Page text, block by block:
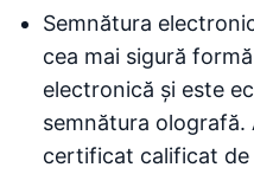
Semnătura
cea mai sigură
electronică și este
semnătura olografă.
certificat calificat de